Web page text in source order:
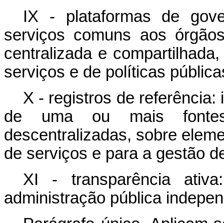
IX - plataformas de
serviços comuns aos
centralizada e
serviços e de políticas
X - registros de
de uma ou mais
descentralizadas, sobre
de serviços e para a gestão
XI - transparência
administração pública